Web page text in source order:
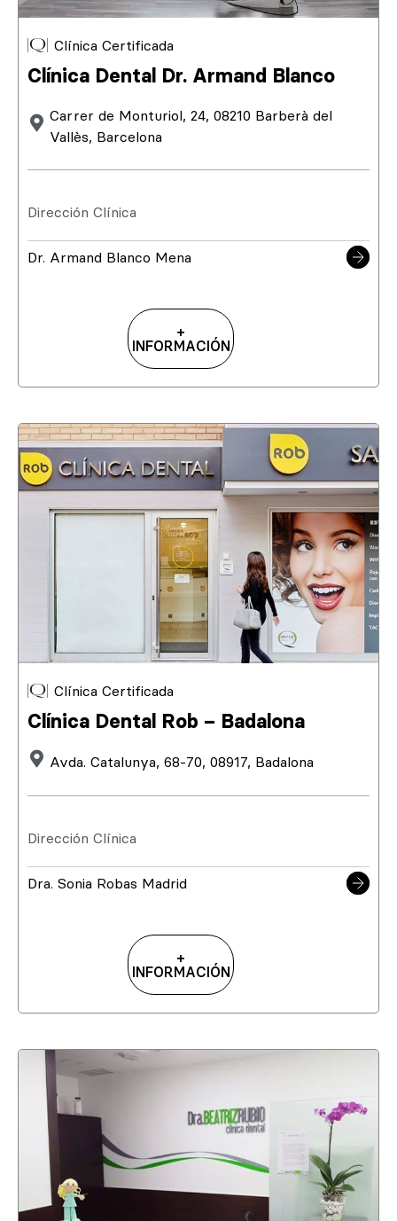
Clínica Certificada
Clínica Dental Dr. Armand Blanco
Carrer de Monturiol, 24, 08210 Barberà del
Vallès, Barcelona
Dirección Clínica
Dr. Armand Blanco Mena
+
INFORMACIÓN
Clínica Certificada
Clínica Dental Rob – Badalona
Avda. Catalunya, 68-70, 08917, Badalona
Dirección Clínica
Dra. Sonia Robas Madrid
+
INFORMACIÓN